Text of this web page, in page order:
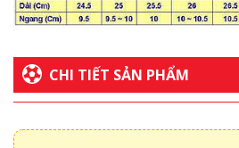
CHI TIẾT SẢN PHẨM